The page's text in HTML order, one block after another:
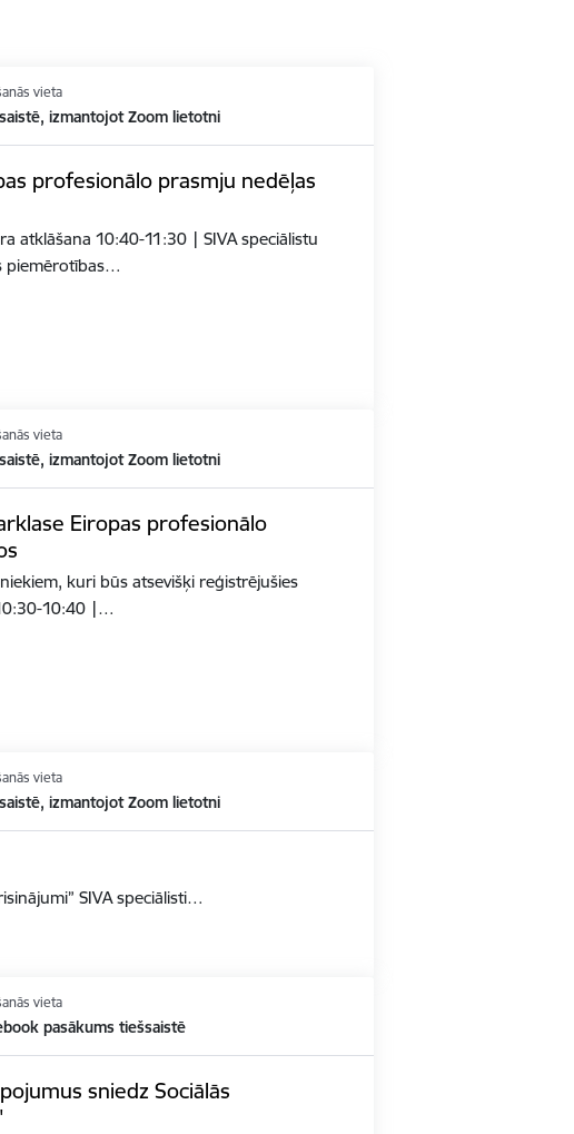
vieta
izmantojot Zoom lietotni
profesionālo prasmju nedēļas
atklāšana 10:40-11:30 | SIVA speciālistu
piemērotības…
vieta
izmantojot Zoom lietotni
Eiropas profesionālo
kuri būs atsevišķi reģistrējušies
10:40 |…
vieta
izmantojot Zoom lietotni
SIVA speciālisti…
vieta
pasākums tiešsaistē
sniedz Sociālās